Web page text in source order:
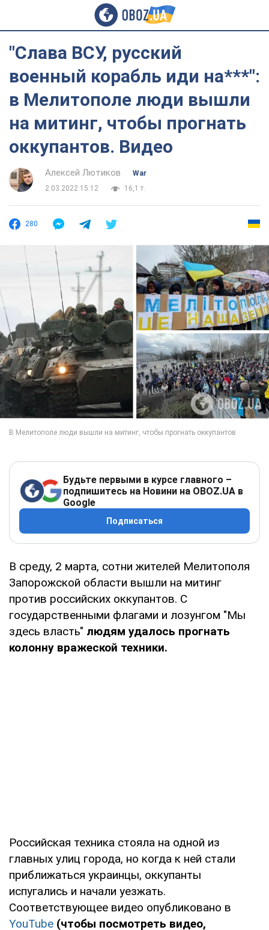
"Слава ВСУ, русский
военный корабль иди на***":
в Мелитополе люди вышли
на митинг, чтобы прогнать
оккупантов. Видео
Алексей Лютиков
War
2.03.2022 15:12
16,1 т.
280
Будьте первыми в курсе главного –
подпишитесь на Новини на OBOZ.UA в
Google
Подписаться
В среду, 2 марта, сотни жителей Мелитополя
Запорожской области вышли на митинг
против российских оккупантов. С
государственными флагами и лозунгом "Мы
здесь власть" людям удалось прогнать
колонну вражеской техники.
Российская техника стояла на одной из
главных улиц города, но когда к ней стали
приближаться украинцы, оккупанты
испугались и начали уезжать.
Соответствующее видео опубликовано в
YouTube (чтобы посмотреть видео,